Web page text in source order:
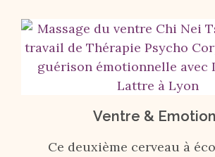
Ventre &
Ce deuxième cerveau à